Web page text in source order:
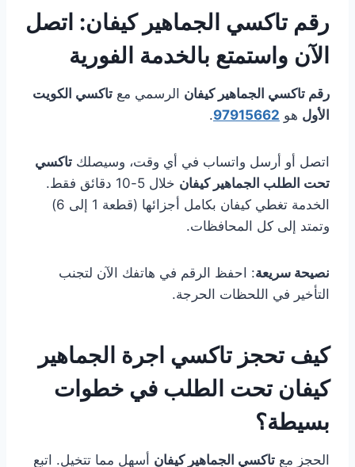
رقم تاكسي الجماهير كيفان: اتصل
الآن واستمتع بالخدمة الفورية
رقم تاكسي الجماهير كيفان الرسمي مع تاكسي الكويت
الأول هو 97915662
.
اتصل أو أرسل واتساب في أي وقت، وسيصلك تاكسي
تحت الطلب الجماهير كيفان
خلال 5-10 دقائق فقط.
الخدمة تغطي كيفان بكامل أجزائها (قطعة 1 إلى 6)
وتمتد إلى كل المحافظات.
نصيحة سريعة: احفظ الرقم في هاتفك الآن لتجنب
التأخير في اللحظات الحرجة.
كيف تحجز تاكسي اجرة الجماهير
كيفان تحت الطلب في خطوات
بسيطة؟
الحجز مع تاكسي الجماهير كيفان أسهل مما تتخيل. اتبع